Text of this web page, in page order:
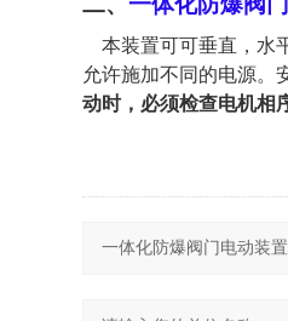
本装置可可垂直，水
允许施加不同的电源。
动时，必须检查电机相